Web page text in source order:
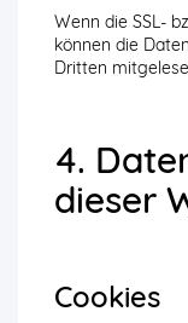
Wenn die SSL-
können die
Dritten
4.
dieser
Cookies